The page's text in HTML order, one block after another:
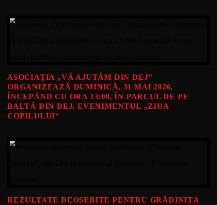
ASOCIAȚIA „VĂ AJUTĂM DIN DEJ”
ORGANIZEAZĂ DUMINICĂ, 31 MAI 2026,
ÎNCEPÂND CU ORA 13:00, ÎN PARCUL DE PE
BALTĂ DIN DEJ, EVENIMENTUL „ZIUA
COPILULUI“
REZULTATE DEOSEBITE PENTRU GRĂDINIȚA